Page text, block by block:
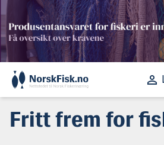
Skip
to
content
perm_identity
Fritt frem for